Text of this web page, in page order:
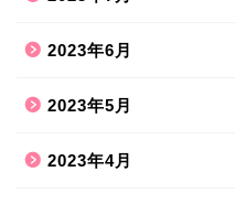
2023年6月
2023年5月
2023年4月